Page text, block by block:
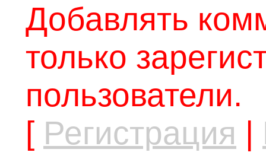
Добавлять
только
пользователи.
[ Регистрация |